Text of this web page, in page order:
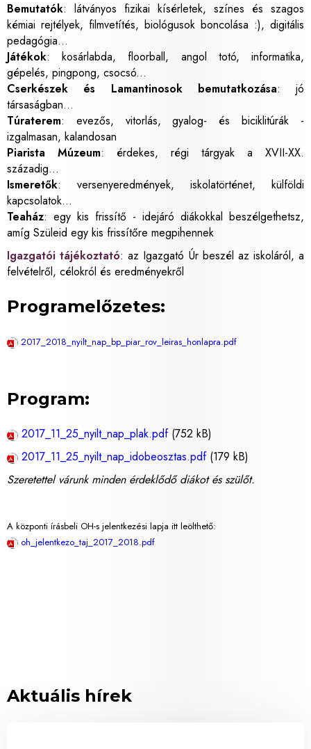
Bemutatók: látványos fizikai kísérletek, színes és szagos
kémiai rejtélyek, filmvetítés, biológusok boncolása :), digitális
pedagógia...
Játékok: kosárlabda, floorball, angol totó, informatika,
gépelés, pingpong, csocsó...
Cserkészek és Lamantinosok bemutatkozása: jó
társaságban...
Túraterem: evezős, vitorlás, gyalog- és biciklitúrák -
izgalmasan, kalandosan
Piarista Múzeum: érdekes, régi tárgyak a XVII-XX.
századig...
Ismeretők: versenyeredmények, iskolatörténet, külföldi
kapcsolatok...
Teaház: egy kis frissítő - idejáró diákokkal beszélgethetsz,
amíg Szüleid egy kis frissítőre megpihennek
Igazgatói tájékoztató: az Igazgató Úr beszél az iskoláról, a
felvételről, célokról és eredményekről
Programelőzetes:
2017_2018_nyilt_nap_bp_piar_rov_leiras_honlapra.pdf
Program:
2017_11_25_nyilt_nap_plak.pdf(752 kB)
2017_11_25_nyilt_nap_idobeosztas.pdf(179 kB)
Szeretettel várunk minden érdeklődő diákot és szülőt.
A központi írásbeli OH-s jelentkezési lapja itt leölthető:
oh_jelentkezo_taj_2017_2018.pdf
Aktuális hírek